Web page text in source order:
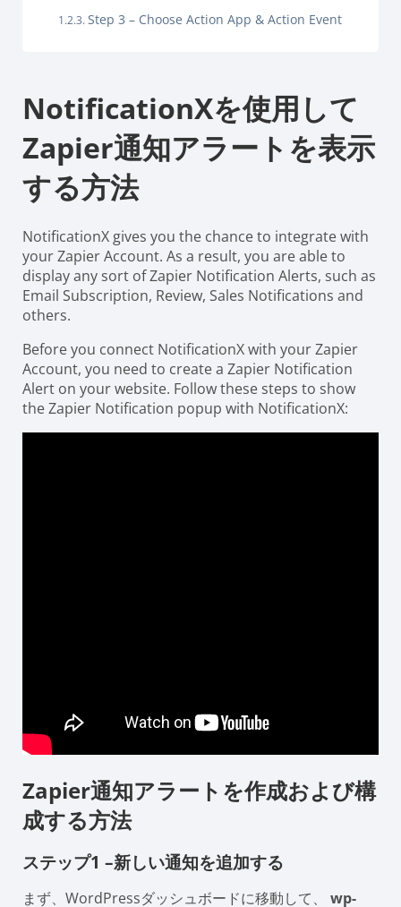
Step 3 – Choose Action App & Action Event
NotificationXを使用して
Zapier通知アラートを表示
する方法
NotificationX gives you the chance to integrate with
your Zapier Account. As a result, you are able to
display any sort of Zapier Notification Alerts, such as
Email Subscription, Review, Sales Notifications and
others.
Before you connect NotificationX with your Zapier
Account, you need to create a Zapier Notification
Alert on your website. Follow these steps to show
the Zapier Notification popup with NotificationX:
Zapier通知アラートを作成および構
成する方法
ステップ1 –新しい通知を追加する
まず、WordPressダッシュボードに移動して、 wp-